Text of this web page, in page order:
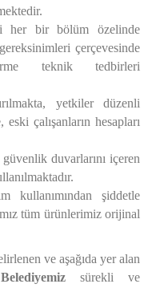
her bir bölüm özelinde
çerçevesinde
teknik tedbirleri
yetkiler düzenli
çalışanların hesapları
duvarlarını içeren
kullanımından şiddetle
tüm ürünlerimiz orijinal
ve aşağıda yer alan
Belediyemiz sürekli ve